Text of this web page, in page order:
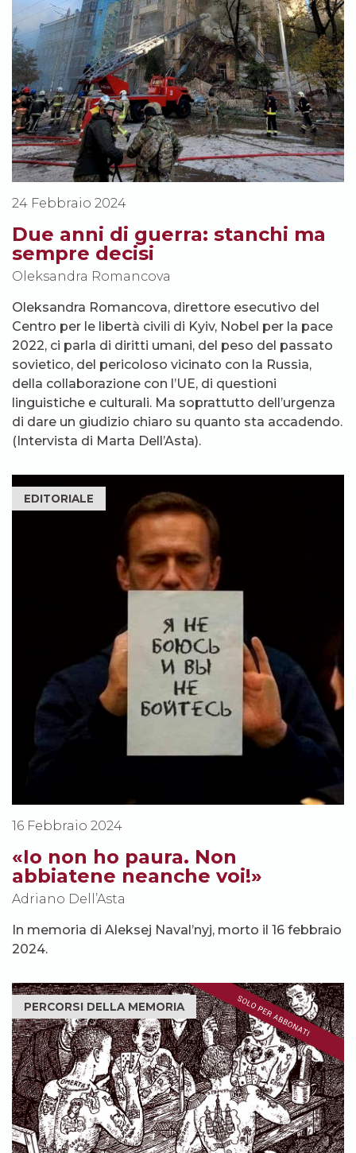
24 Febbraio 2024
Due anni di guerra: stanchi ma
sempre decisi
Oleksandra Romancova
Oleksandra Romancova, direttore esecutivo del
Centro per le libertà civili di Kyiv, Nobel per la pace
2022, ci parla di diritti umani, del peso del passato
sovietico, del pericoloso vicinato con la Russia,
della collaborazione con l’UE, di questioni
linguistiche e culturali. Ma soprattutto dell’urgenza
di dare un giudizio chiaro su quanto sta accadendo.
(Intervista di Marta Dell’Asta).
EDITORIALE
16 Febbraio 2024
«Io non ho paura. Non
abbiatene neanche voi!»
Adriano Dell’Asta
In memoria di Aleksej Naval’nyj, morto il 16 febbraio
2024.
PERCORSI DELLA MEMORIA